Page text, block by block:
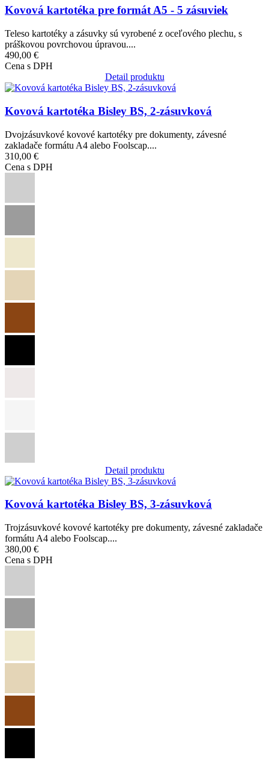
Kovová kartotéka pre formát A5 - 5 zásuviek
Teleso kartotéky a zásuvky sú vyrobené z oceľového plechu, s
práškovou povrchovou úpravou....
490,00 €
Cena s DPH
Detail produktu
Obrázok
Kovová kartotéka Bisley BS, 2-zásuvková
Dvojzásuvkové kovové kartotéky pre dokumenty, závesné
zakladače formátu A4 alebo Foolscap....
310,00 €
Cena s DPH
Detail produktu
Obrázok
Kovová kartotéka Bisley BS, 3-zásuvková
Trojzásuvkové kovové kartotéky pre dokumenty, závesné zakladače
formátu A4 alebo Foolscap....
380,00 €
Cena s DPH